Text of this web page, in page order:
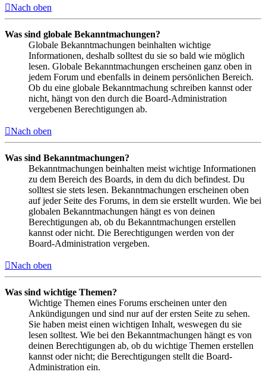
Nach oben
Was sind globale Bekanntmachungen?
Globale Bekanntmachungen beinhalten wichtige
Informationen, deshalb solltest du sie so bald wie möglich
lesen. Globale Bekanntmachungen erscheinen ganz oben in
jedem Forum und ebenfalls in deinem persönlichen Bereich.
Ob du eine globale Bekanntmachung schreiben kannst oder
nicht, hängt von den durch die Board-Administration
vergebenen Berechtigungen ab.
Nach oben
Was sind Bekanntmachungen?
Bekanntmachungen beinhalten meist wichtige Informationen
zu dem Bereich des Boards, in dem du dich befindest. Du
solltest sie stets lesen. Bekanntmachungen erscheinen oben
auf jeder Seite des Forums, in dem sie erstellt wurden. Wie bei
globalen Bekanntmachungen hängt es von deinen
Berechtigungen ab, ob du Bekanntmachungen erstellen
kannst oder nicht. Die Berechtigungen werden von der
Board-Administration vergeben.
Nach oben
Was sind wichtige Themen?
Wichtige Themen eines Forums erscheinen unter den
Ankündigungen und sind nur auf der ersten Seite zu sehen.
Sie haben meist einen wichtigen Inhalt, weswegen du sie
lesen solltest. Wie bei den Bekanntmachungen hängt es von
deinen Berechtigungen ab, ob du wichtige Themen erstellen
kannst oder nicht; die Berechtigungen stellt die Board-
Administration ein.